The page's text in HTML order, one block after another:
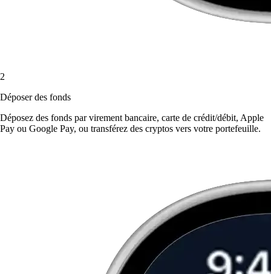
2
Déposer des fonds
Déposez des fonds par virement bancaire, carte de crédit/débit, Apple
Pay ou Google Pay, ou transférez des cryptos vers votre portefeuille.